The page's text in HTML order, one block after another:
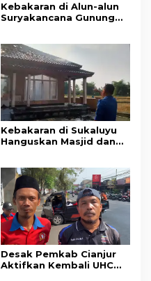
Kebakaran di Alun-alun
Suryakancana Gunung
Masih Bersiaga
Kebakaran di Sukaluyu
Hanguskan Masjid dan
Desak Pemkab Cianjur
Aktifkan Kembali UHC